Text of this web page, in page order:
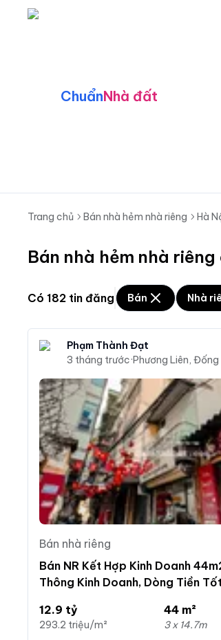
ChuẩnNhà đất
Trang chủ Bán nhà hẻm nhà riêng Hà
Bán nhà hẻm nhà
Có 182 tin đăng Bán Nhà
Phạm Thành Đạt
3 tháng trước·Phương Liên, Đống
Bán nhà riêng
Bán NR Kết Hợp Kinh Doanh
Thông Kinh Doanh, Dòng Tiền
12.9 tỷ
293.2 triệu/m²
44 m²
3 x 14.7m